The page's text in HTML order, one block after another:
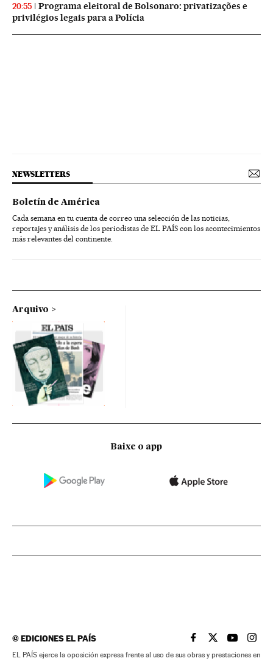
20:55
Programa eleitoral de Bolsonaro: privatizações e
privilégios legais para a Polícia
NEWSLETTERS
Boletín de América
Cada semana en tu cuenta de correo una selección de las noticias,
reportajes y análisis de los periodistas de EL PAÍS con los acontecimientos
más relevantes del continente.
Arquivo
Baixe o app
©EDICIONES EL PAÍS EL PAÍS BRASIL EN
EL PAÍSEL PAÍS
EL
EL PAÍS ejerce la oposición expresa frente al uso de sus obras y prestaciones en